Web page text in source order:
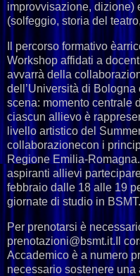
improvvisazione, dizione)
(solfeggio, storia del
Il percorso formativo
Workshop affidati a
avvarrà della
dell’Università di
scena: momento centrale
ciascun allievo è
livello artistico del
collaborazionecon i
Regione Emilia-
aspiranti allievi
febbraio dalle 18 alle 19
giornate di studio in BSMT.
Per prenotarsi è
prenotazioni@bsmt.it.Il
Accademico è a numero
necessario sostenere